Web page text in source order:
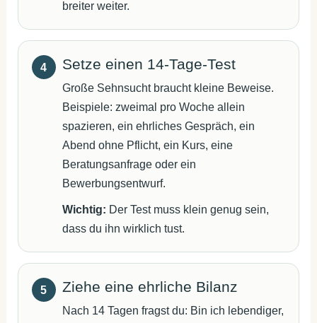
breiter weiter.
Setze einen 14-Tage-Test
Große Sehnsucht braucht kleine Beweise.
Beispiele: zweimal pro Woche allein
spazieren, ein ehrliches Gespräch, ein
Abend ohne Pflicht, ein Kurs, eine
Beratungsanfrage oder ein
Bewerbungsentwurf.
Wichtig: Der Test muss klein genug sein,
dass du ihn wirklich tust.
Ziehe eine ehrliche Bilanz
Nach 14 Tagen fragst du: Bin ich lebendiger,